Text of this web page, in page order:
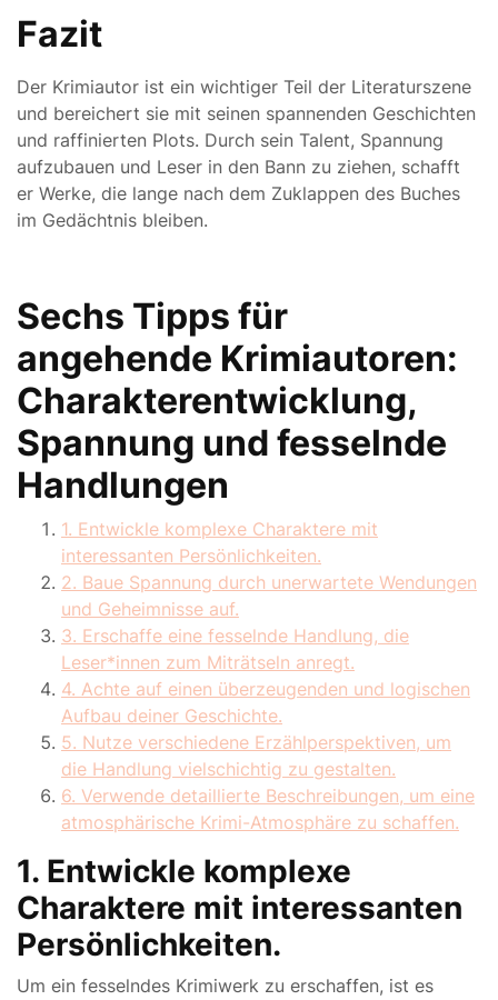
Fazit
Der Krimiautor ist ein wichtiger Teil der Literaturszene
und bereichert sie mit seinen spannenden Geschichten
und raffinierten Plots. Durch sein Talent, Spannung
aufzubauen und Leser in den Bann zu ziehen, schafft
er Werke, die lange nach dem Zuklappen des Buches
im Gedächtnis bleiben.
Sechs Tipps für
angehende Krimiautoren:
Charakterentwicklung,
Spannung und fesselnde
Handlungen
1. Entwickle komplexe Charaktere mit
interessanten Persönlichkeiten.
2. Baue Spannung durch unerwartete Wendungen
und Geheimnisse auf.
3. Erschaffe eine fesselnde Handlung, die
Leser*innen zum Miträtseln anregt.
4. Achte auf einen überzeugenden und logischen
Aufbau deiner Geschichte.
5. Nutze verschiedene Erzählperspektiven, um
die Handlung vielschichtig zu gestalten.
6. Verwende detaillierte Beschreibungen, um eine
atmosphärische Krimi-Atmosphäre zu schaffen.
1. Entwickle komplexe
Charaktere mit interessanten
Persönlichkeiten.
Um ein fesselndes Krimiwerk zu erschaffen, ist es